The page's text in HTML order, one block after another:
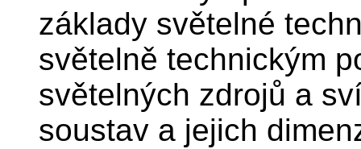
základy světelné
světelně technickým
světelných zdrojů a
soustav a jejich